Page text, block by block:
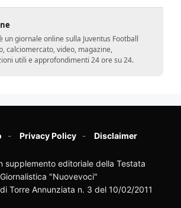
un giornale online sulla Juventus Football
calciomercato, video, magazine,
utili e approfondimenti 24 ore su 24.
Privacy Policy Disclaimer
supplemento editoriale della Testata
Giornalistica "Nuovevoci"
Torre Annunziata n. 3 del 10/02/2011